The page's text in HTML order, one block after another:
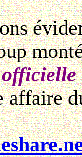
officielle
affaire